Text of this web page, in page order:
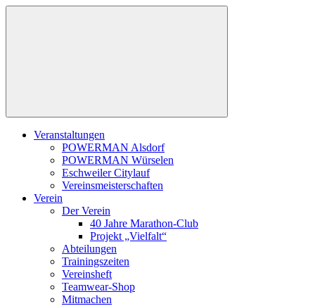
Zum
Veranstaltungen
POWERMAN Alsdorf
POWERMAN Würselen
Eschweiler Citylauf
Vereinsmeisterschaften
Verein
Der Verein
40 Jahre Marathon-Club
Projekt „Vielfalt“
Abteilungen
Trainingszeiten
Vereinsheft
Teamwear-Shop
Mitmachen